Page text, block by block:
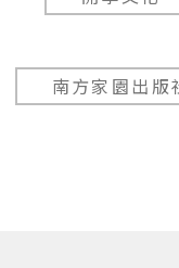
南方家園出版